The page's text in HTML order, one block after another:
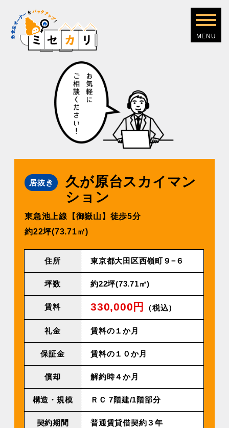
居抜き
久が原台スカイマン
ション
東急池上線【御嶽⼭】徒歩5分
約22坪(73.71㎡)
住所 東京都大田区西嶺町９−６
坪数 約22坪(73.71㎡)
賃料 330,000円 （税込）
礼金 賃料の１か月
保証金 賃料の１０か月
償却 解約時４か月
構造・規模 ＲＣ 7階建/1階部分
契約期間 普通賃貸借契約３年